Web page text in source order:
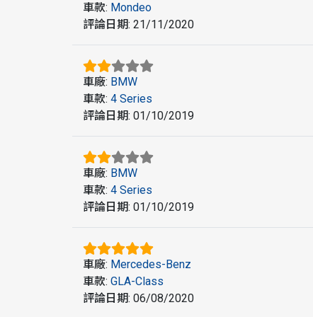
車款: Mondeo
評論日期: 21/11/2020
車廠: BMW
車款: 4 Series
評論日期: 01/10/2019
車廠: BMW
車款: 4 Series
評論日期: 01/10/2019
車廠: Mercedes-Benz
車款: GLA-Class
評論日期: 06/08/2020